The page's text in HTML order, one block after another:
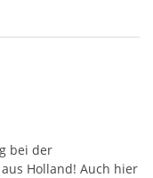
bei der
Holland! Auch hier